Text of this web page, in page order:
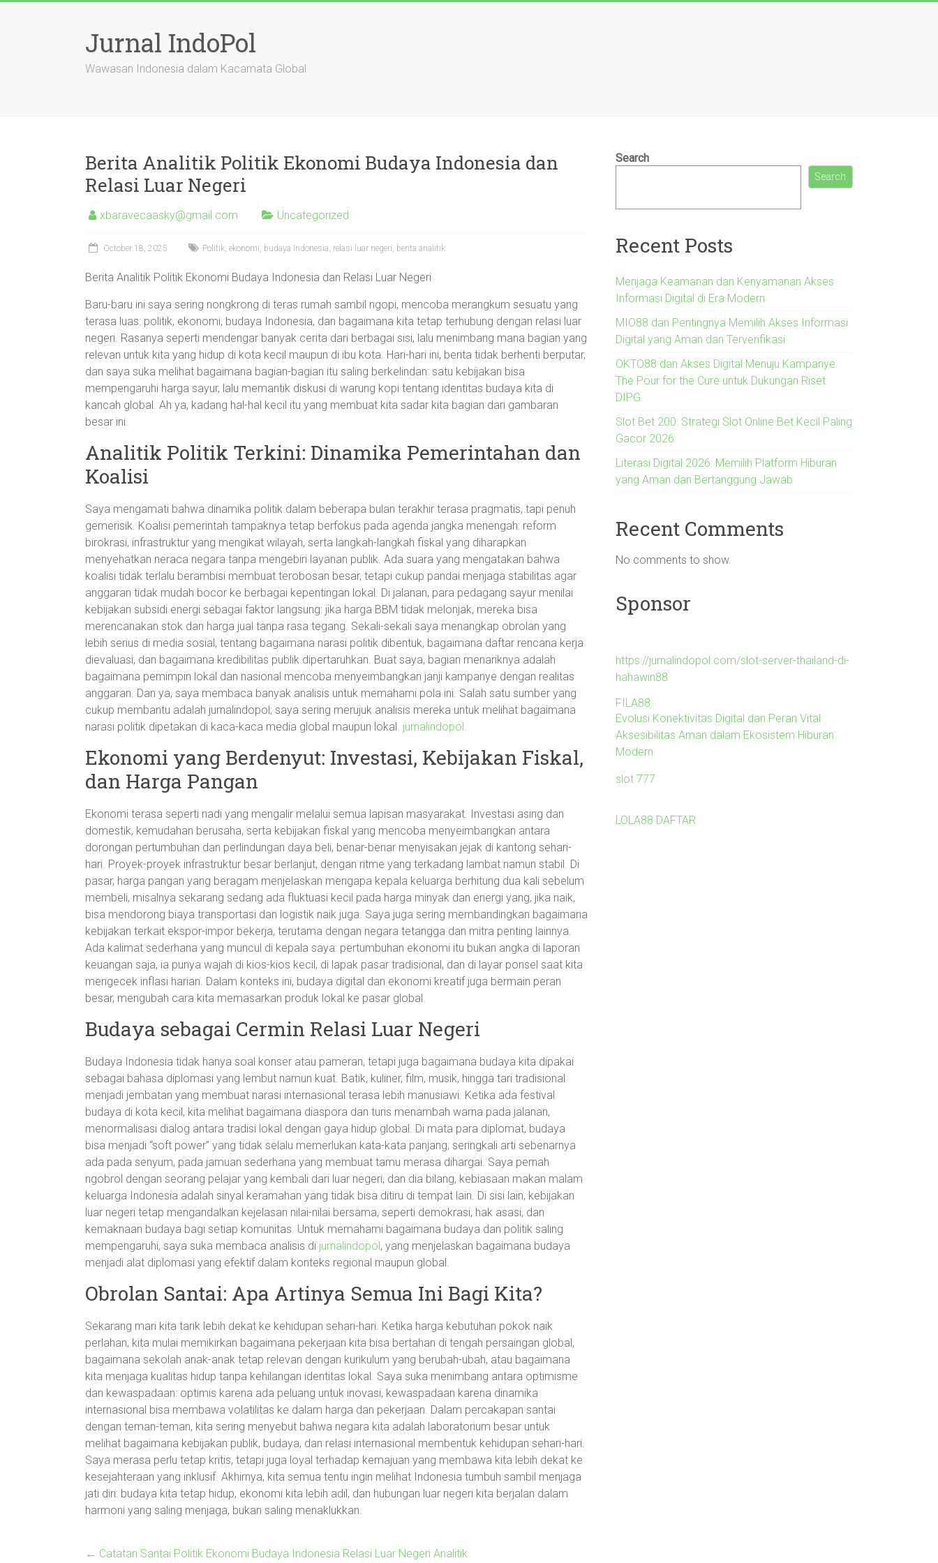
Jurnal IndoPol
Wawasan Indonesia dalam Kacamata Global
Berita Analitik Politik Ekonomi Budaya Indonesia dan
Relasi Luar Negeri
xbaravecaasky@gmail.com Uncategorized
October 18, 2025 Politik, ekonomi, budaya Indonesia, relasi luar negeri, berita analitik
Berita Analitik Politik Ekonomi Budaya Indonesia dan Relasi Luar Negeri
Baru-baru ini saya sering nongkrong di teras rumah sambil ngopi, mencoba merangkum sesuatu yang
terasa luas: politik, ekonomi, budaya Indonesia, dan bagaimana kita tetap terhubung dengan relasi luar
negeri. Rasanya seperti mendengar banyak cerita dari berbagai sisi, lalu menimbang mana bagian yang
relevan untuk kita yang hidup di kota kecil maupun di ibu kota. Hari-hari ini, berita tidak berhenti berputar,
dan saya suka melihat bagaimana bagian-bagian itu saling berkelindan: satu kebijakan bisa
mempengaruhi harga sayur, lalu memantik diskusi di warung kopi tentang identitas budaya kita di
kancah global. Ah ya, kadang hal-hal kecil itu yang membuat kita sadar kita bagian dari gambaran
besar ini.
Analitik Politik Terkini: Dinamika Pemerintahan dan
Koalisi
Saya mengamati bahwa dinamika politik dalam beberapa bulan terakhir terasa pragmatis, tapi penuh
gemerisik. Koalisi pemerintah tampaknya tetap berfokus pada agenda jangka menengah: reform
birokrasi, infrastruktur yang mengikat wilayah, serta langkah-langkah fiskal yang diharapkan
menyehatkan neraca negara tanpa mengebiri layanan publik. Ada suara yang mengatakan bahwa
koalisi tidak terlalu berambisi membuat terobosan besar, tetapi cukup pandai menjaga stabilitas agar
anggaran tidak mudah bocor ke berbagai kepentingan lokal. Di jalanan, para pedagang sayur menilai
kebijakan subsidi energi sebagai faktor langsung: jika harga BBM tidak melonjak, mereka bisa
merencanakan stok dan harga jual tanpa rasa tegang. Sekali-sekali saya menangkap obrolan yang
lebih serius di media sosial, tentang bagaimana narasi politik dibentuk, bagaimana daftar rencana kerja
dievaluasi, dan bagaimana kredibilitas publik dipertaruhkan. Buat saya, bagian menariknya adalah
bagaimana pemimpin lokal dan nasional mencoba menyeimbangkan janji kampanye dengan realitas
anggaran. Dan ya, saya membaca banyak analisis untuk memahami pola ini. Salah satu sumber yang
cukup membantu adalah jurnalindopol; saya sering merujuk analisis mereka untuk melihat bagaimana
narasi politik dipetakan di kaca-kaca media global maupun lokal. jurnalindopol.
Ekonomi yang Berdenyut: Investasi, Kebijakan Fiskal,
dan Harga Pangan
Ekonomi terasa seperti nadi yang mengalir melalui semua lapisan masyarakat. Investasi asing dan
domestik, kemudahan berusaha, serta kebijakan fiskal yang mencoba menyeimbangkan antara
dorongan pertumbuhan dan perlindungan daya beli, benar-benar menyisakan jejak di kantong sehari-
hari. Proyek-proyek infrastruktur besar berlanjut, dengan ritme yang terkadang lambat namun stabil. Di
pasar, harga pangan yang beragam menjelaskan mengapa kepala keluarga berhitung dua kali sebelum
membeli, misalnya sekarang sedang ada fluktuasi kecil pada harga minyak dan energi yang, jika naik,
bisa mendorong biaya transportasi dan logistik naik juga. Saya juga sering membandingkan bagaimana
kebijakan terkait ekspor-impor bekerja, terutama dengan negara tetangga dan mitra penting lainnya.
Ada kalimat sederhana yang muncul di kepala saya: pertumbuhan ekonomi itu bukan angka di laporan
keuangan saja, ia punya wajah di kios-kios kecil, di lapak pasar tradisional, dan di layar ponsel saat kita
mengecek inflasi harian. Dalam konteks ini, budaya digital dan ekonomi kreatif juga bermain peran
besar, mengubah cara kita memasarkan produk lokal ke pasar global.
Budaya sebagai Cermin Relasi Luar Negeri
Budaya Indonesia tidak hanya soal konser atau pameran, tetapi juga bagaimana budaya kita dipakai
sebagai bahasa diplomasi yang lembut namun kuat. Batik, kuliner, film, musik, hingga tari tradisional
menjadi jembatan yang membuat narasi internasional terasa lebih manusiawi. Ketika ada festival
budaya di kota kecil, kita melihat bagaimana diaspora dan turis menambah warna pada jalanan,
menormalisasi dialog antara tradisi lokal dengan gaya hidup global. Di mata para diplomat, budaya
bisa menjadi “soft power” yang tidak selalu memerlukan kata-kata panjang; seringkali arti sebenarnya
ada pada senyum, pada jamuan sederhana yang membuat tamu merasa dihargai. Saya pernah
ngobrol dengan seorang pelajar yang kembali dari luar negeri, dan dia bilang, kebiasaan makan malam
keluarga Indonesia adalah sinyal keramahan yang tidak bisa ditiru di tempat lain. Di sisi lain, kebijakan
luar negeri tetap mengandalkan kejelasan nilai-nilai bersama, seperti demokrasi, hak asasi, dan
kemaknaan budaya bagi setiap komunitas. Untuk memahami bagaimana budaya dan politik saling
mempengaruhi, saya suka membaca analisis di jurnalindopol, yang menjelaskan bagaimana budaya
menjadi alat diplomasi yang efektif dalam konteks regional maupun global.
Obrolan Santai: Apa Artinya Semua Ini Bagi Kita?
Sekarang mari kita tarik lebih dekat ke kehidupan sehari-hari. Ketika harga kebutuhan pokok naik
perlahan, kita mulai memikirkan bagaimana pekerjaan kita bisa bertahan di tengah persaingan global,
bagaimana sekolah anak-anak tetap relevan dengan kurikulum yang berubah-ubah, atau bagaimana
kita menjaga kualitas hidup tanpa kehilangan identitas lokal. Saya suka menimbang antara optimisme
dan kewaspadaan: optimis karena ada peluang untuk inovasi, kewaspadaan karena dinamika
internasional bisa membawa volatilitas ke dalam harga dan pekerjaan. Dalam percakapan santai
dengan teman-teman, kita sering menyebut bahwa negara kita adalah laboratorium besar untuk
melihat bagaimana kebijakan publik, budaya, dan relasi internasional membentuk kehidupan sehari-hari.
Saya merasa perlu tetap kritis, tetapi juga loyal terhadap kemajuan yang membawa kita lebih dekat ke
kesejahteraan yang inklusif. Akhirnya, kita semua tentu ingin melihat Indonesia tumbuh sambil menjaga
jati diri: budaya kita tetap hidup, ekonomi kita lebih adil, dan hubungan luar negeri kita berjalan dalam
harmoni yang saling menjaga, bukan saling menaklukkan.
← Catatan Santai Politik Ekonomi Budaya Indonesia Relasi Luar Negeri Analitik
Search
Search
Recent Posts
Menjaga Keamanan dan Kenyamanan Akses
Informasi Digital di Era Modern
MIO88 dan Pentingnya Memilih Akses Informasi
Digital yang Aman dan Terverifikasi
OKTO88 dan Akses Digital Menuju Kampanye
The Pour for the Cure untuk Dukungan Riset
DIPG
Slot Bet 200: Strategi Slot Online Bet Kecil Paling
Gacor 2026
Literasi Digital 2026: Memilih Platform Hiburan
yang Aman dan Bertanggung Jawab
Recent Comments
No comments to show.
Sponsor
https://jurnalindopol.com/slot-server-thailand-di-
hahawin88
FILA88
Evolusi Konektivitas Digital dan Peran Vital
Aksesibilitas Aman dalam Ekosistem Hiburan
Modern
slot 777
LOLA88 DAFTAR